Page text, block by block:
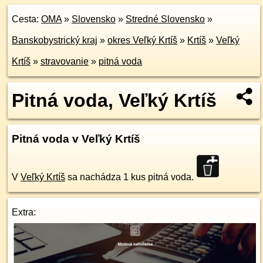
Cesta: OMA» Slovensko » Stredné Slovensko »
Banskobystrický kraj » okres Veľký Krtíš » Krtíš » Veľký
Krtíš » stravovanie » pitná voda
Pitná voda, Veľký Krtíš
Pitná voda v Veľký Krtíš
V Veľký Krtíš sa nachádza 1 kus pitná voda.
Extra: